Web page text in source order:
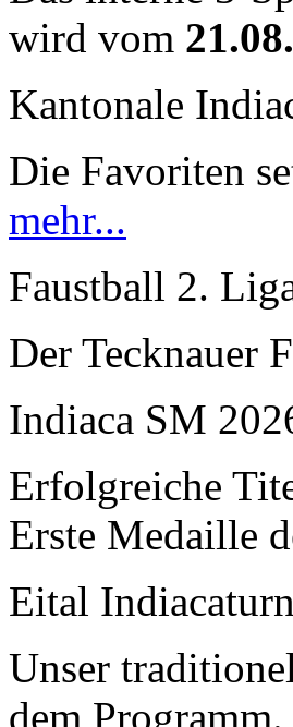
wird vom
Kantonale
Die Favoriten
mehr...
Faustball 2.
Der Tecknauer
Indiaca SM
Erfolgreiche
Erste Medaille
Eital
Unser
dem